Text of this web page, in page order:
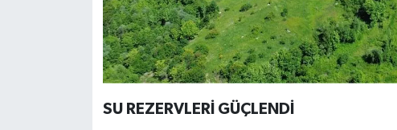
SU REZERVLERİ GÜÇLENDİ